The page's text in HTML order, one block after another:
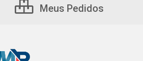
Meus Pedidos